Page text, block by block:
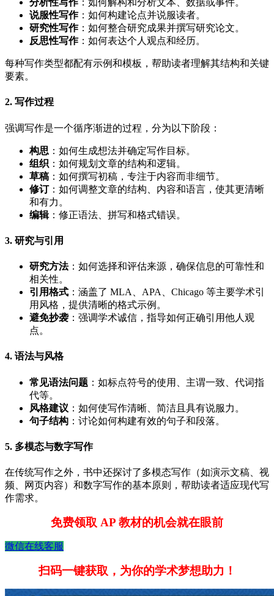
分析性写作 ：如何解构和分析文本、数据或事件。
说服性写作：如何构建论点并说服读者。
研究性写作：如何整合研究成果并撰写研究论文。
反思性写作：如何表达个人观点和经历。
每种写作类型都配有示例和模板，帮助读者理解其结构和关键
要素。
2. 写作过程
强调写作是一个循序渐进的过程，分为以下阶段：
构思 ：如何生成想法并确定写作目标。
组织 ：如何规划文章的结构和逻辑。
草稿 ：如何撰写初稿，专注于内容而非细节。
修订：如何调整文章的结构、内容和语言，使其更清晰
和有力。
编辑：修正语法、拼写和格式错误。
3. 研究与引用
研究方法：如何选择和评估来源，确保信息的可靠性和
相关性。
引用格式 ：涵盖了 MLA、APA、Chicago 等主要学术引
用风格，提供清晰的格式示例。
避免抄袭：强调学术诚信，指导如何正确引用他人观
点。
4. 语法与风格
常见语法问题 ：如标点符号的使用、主谓一致、代词指
代等。
风格建议 ：如何使写作清晰、简洁且具有说服力。
句子结构 ：讨论如何构建有效的句子和段落。
5. 多模态与数字写作
在传统写作之外，书中还探讨了多模态写作（如演示文稿、视
频、网页内容）和数字写作的基本原则，帮助读者适应现代写
作需求。
免费领取 AP 教材的机会就在眼前
微信在线客服
扫码一键获取，为你的学术梦想助力！